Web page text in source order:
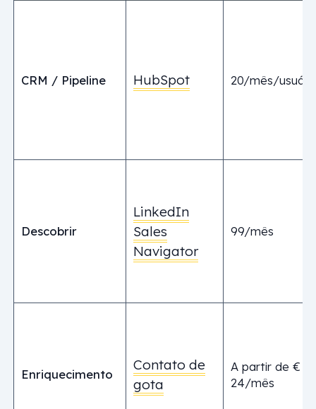
CRM / Pipeline HubSpot 20/mês/
Descobrir
LinkedIn
Sales
Navigator
99/mês
Enriquecimento
Contato de
gota
A partir de €
24/mês